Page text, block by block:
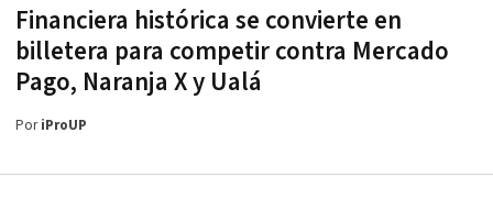
Financiera histórica se convierte en
billetera para competir contra Mercado
Pago, Naranja X y Ualá
PoriProUP